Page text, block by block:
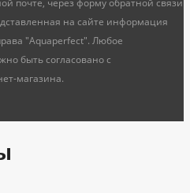
на сайте информация
"Aquaperfect". Любое
быть согласовано с
магазина.